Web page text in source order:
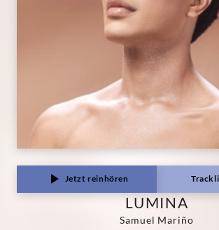
Jetzt reinhören
LUMINA
Samuel Mariño